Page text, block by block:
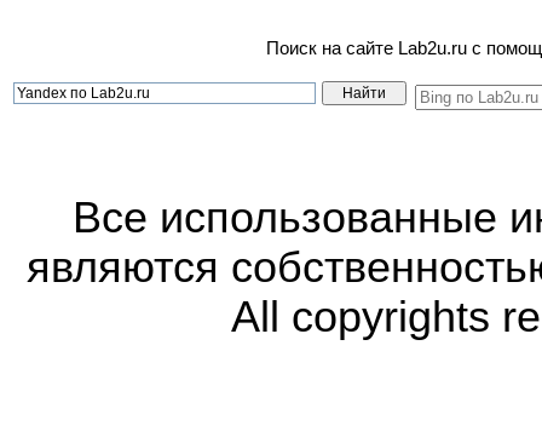
Поиск на сайте Lab2u.ru с
Все использованные
являются
All copyrights